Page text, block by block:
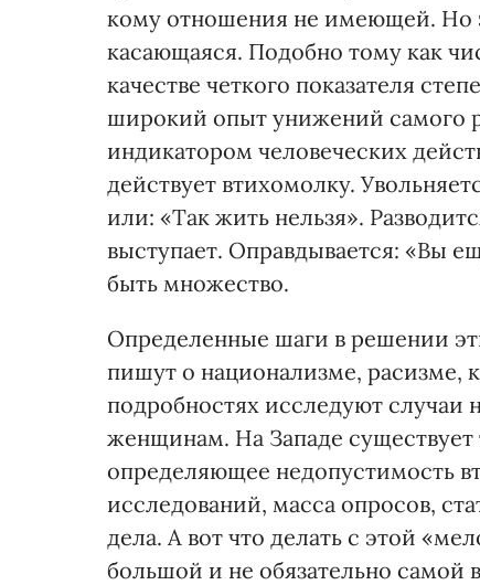
кому отношения не имеющей. Но
касающаяся. Подобно тому как
качестве четкого показателя
широкий опыт унижений самого
индикатором человеческих
действует втихомолку.
или: «Так жить нельзя».
выступает. Оправдывается: «Вы
быть множество.
Определенные шаги в решении
пишут о национализме,
подробностях исследуют
женщинам. На Западе существует
определяющее недопустимость
исследований, масса опросов,
дела. А вот что делать с этой
большой и не обязательно самой